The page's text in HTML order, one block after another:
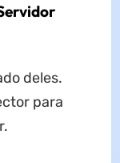
deles.
para